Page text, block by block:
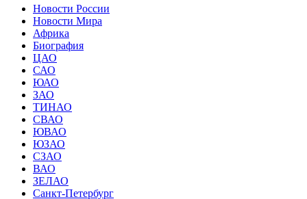
Новости России
Новости Мира
Африка
Биография
ЦАО
САО
ЮАО
ЗАО
ТИНАО
СВАО
ЮВАО
ЮЗАО
СЗАО
ВАО
ЗЕЛАО
Санкт-Петербург